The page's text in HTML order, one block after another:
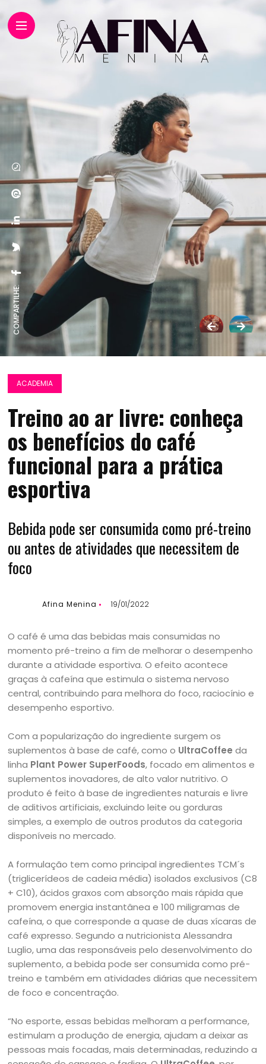
COMPARTILHE:
ACADEMIA
Treino ao ar livre: conheça
os benefícios do café
funcional para a prática
esportiva
Bebida pode ser consumida como pré-treino
ou antes de atividades que necessitem de
foco
Afina Menina 19/01/2022
O café é uma das bebidas mais consumidas no
momento pré-treino a fim de melhorar o desempenho
durante a atividade esportiva. O efeito acontece
graças à cafeína que estimula o sistema nervoso
central, contribuindo para melhora do foco, raciocínio e
desempenho esportivo.
Com a popularização do ingrediente surgem os
suplementos à base de café, como o UltraCoffee da
linha Plant Power SuperFoods, focado em alimentos e
suplementos inovadores, de alto valor nutritivo. O
produto é feito à base de ingredientes naturais e livre
de aditivos artificiais, excluindo leite ou gorduras
simples, a exemplo de outros produtos da categoria
disponíveis no mercado.
A formulação tem como principal ingredientes TCM´s
(triglicerídeos de cadeia média) isolados exclusivos (C8
+ C10), ácidos graxos com absorção mais rápida que
promovem energia instantânea e 100 miligramas de
cafeína, o que corresponde a quase de duas xícaras de
café expresso. Segundo a nutricionista Alessandra
Luglio, uma das responsáveis pelo desenvolvimento do
suplemento, a bebida pode ser consumida como pré-
treino e também em atividades diárias que necessitem
de foco e concentração.
“No esporte, essas bebidas melhoram a performance,
estimulam a produção de energia, ajudam a deixar as
pessoas mais focadas, mais determinadas, reduzindo a